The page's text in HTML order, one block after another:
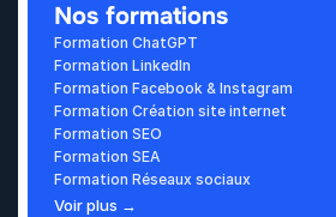
Nos formations
Formation ChatGPT
Formation LinkedIn
Formation Facebook & Instagram
Formation Création site internet
Formation SEO
Formation SEA
Formation Réseaux sociaux
Voir plus →